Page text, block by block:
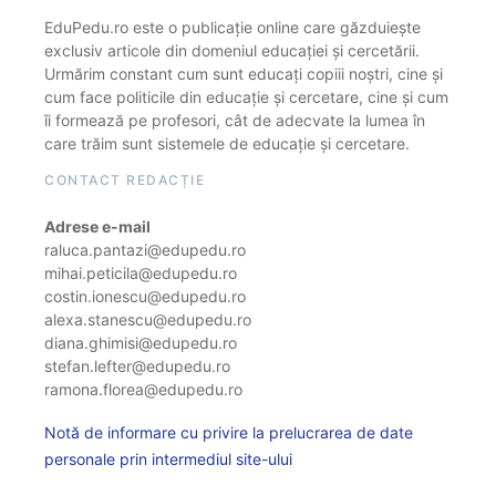
EduPedu.ro este o publicație online care găzduiește
exclusiv articole din domeniul educației și cercetării.
Urmărim constant cum sunt educați copiii noștri, cine și
cum face politicile din educație și cercetare, cine și cum
îi formează pe profesori, cât de adecvate la lumea în
care trăim sunt sistemele de educație și cercetare.
CONTACT REDACȚIE
Adrese e-mail
raluca.pantazi@edupedu.ro
mihai.peticila@edupedu.ro
costin.ionescu@edupedu.ro
alexa.stanescu@edupedu.ro
diana.ghimisi@edupedu.ro
stefan.lefter@edupedu.ro
ramona.florea@edupedu.ro
Notă de informare cu privire la prelucrarea de date
personale prin intermediul site-ului